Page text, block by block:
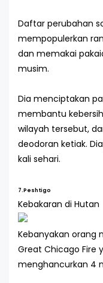
Daftar perubahan
mempopulerkan
dan memakai
musim.
Dia menciptakan
membantu
wilayah tersebut,
deodoran ketiak.
kali sehari.
7.Peshtigo
Kebakaran di Hutan
Kebanyakan orang
Great Chicago Fire
menghancurkan 4